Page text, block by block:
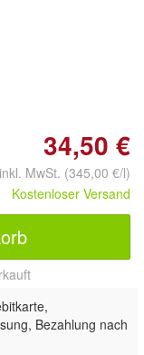
34,50 €
MwSt. (345,00 €/l)
Kostenloser Versand
Bezahlung nach